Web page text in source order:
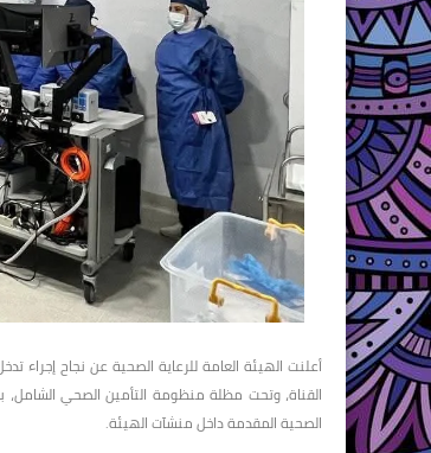
القناة، وتحت مظلة منظومة التأمين الصحي
الصحية المقدمة داخل منشآت الهيئة.